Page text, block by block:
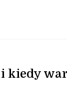
i kiedy